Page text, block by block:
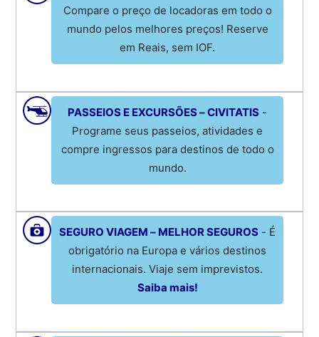
Compare o preço de locadoras em todo o
mundo pelos melhores preços! Reserve
em Reais, sem IOF.
PASSEIOS E EXCURSÕES – CIVITATIS -
Programe seus passeios, atividades e
compre ingressos para destinos de todo o
mundo.
SEGURO VIAGEM – MELHOR SEGUROS - É
obrigatório na Europa e vários destinos
internacionais. Viaje sem imprevistos.
Saiba mais!